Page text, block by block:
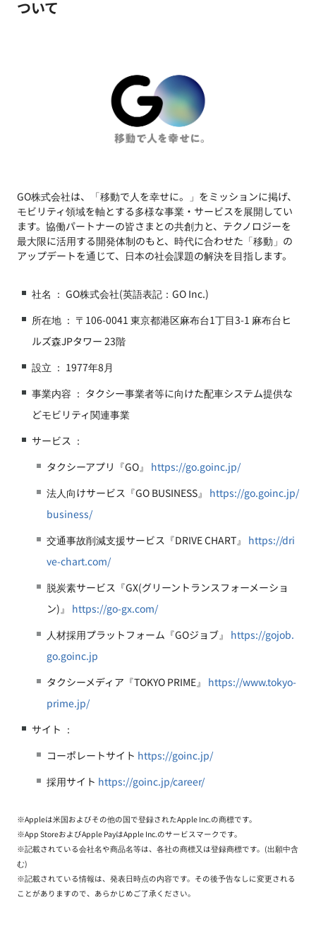
ついて
GO株式会社は、「移動で人を幸せに。」をミッションに掲げ、
モビリティ領域を軸とする多様な事業・サービスを展開してい
ます。協働パートナーの皆さまとの共創力と、テクノロジーを
最大限に活用する開発体制のもと、時代に合わせた「移動」の
アップデートを通じて、日本の社会課題の解決を目指します。
社名 ： GO株式会社(英語表記：GO Inc.)
所在地 ： 〒106-0041 東京都港区麻布台1丁目3-1 麻布台ヒ
ルズ森JPタワー 23階
設立 ： 1977年8月
事業内容 ： タクシー事業者等に向けた配車システム提供な
どモビリティ関連事業
サービス ：
タクシーアプリ『GO』 https://go.goinc.jp/
法人向けサービス『GO BUSINESS』 https://go.goinc.jp/
business/
交通事故削減支援サービス『DRIVE CHART』 https://dri
ve-chart.com/
脱炭素サービス『GX(グリーントランスフォーメーショ
ン)』 https://go-gx.com/
人材採用プラットフォーム『GOジョブ』 https://gojob.
go.goinc.jp
タクシーメディア『TOKYO PRIME』 https://www.tokyo-
prime.jp/
サイト ：
コーポレートサイト https://goinc.jp/
採用サイト https://goinc.jp/career/
※Appleは米国およびその他の国で登録されたApple Inc.の商標です。
※App StoreおよびApple PayはApple Inc.のサービスマークです。
※記載されている会社名や商品名等は、各社の商標又は登録商標です。(出願中含
む)
※記載されている情報は、発表日時点の内容です。その後予告なしに変更される
ことがありますので、あらかじめご了承ください。